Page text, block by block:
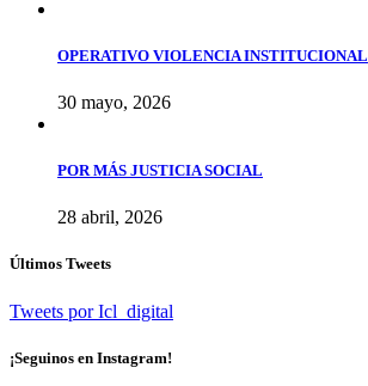
OPERATIVO VIOLENCIA INSTITUCIONAL
30 mayo, 2026
POR MÁS JUSTICIA SOCIAL
28 abril, 2026
Últimos Tweets
Tweets por Icl_digital
¡Seguinos en Instagram!